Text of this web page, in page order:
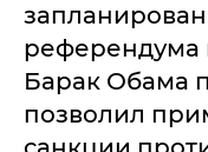
референдума
Барак Обама
позволил